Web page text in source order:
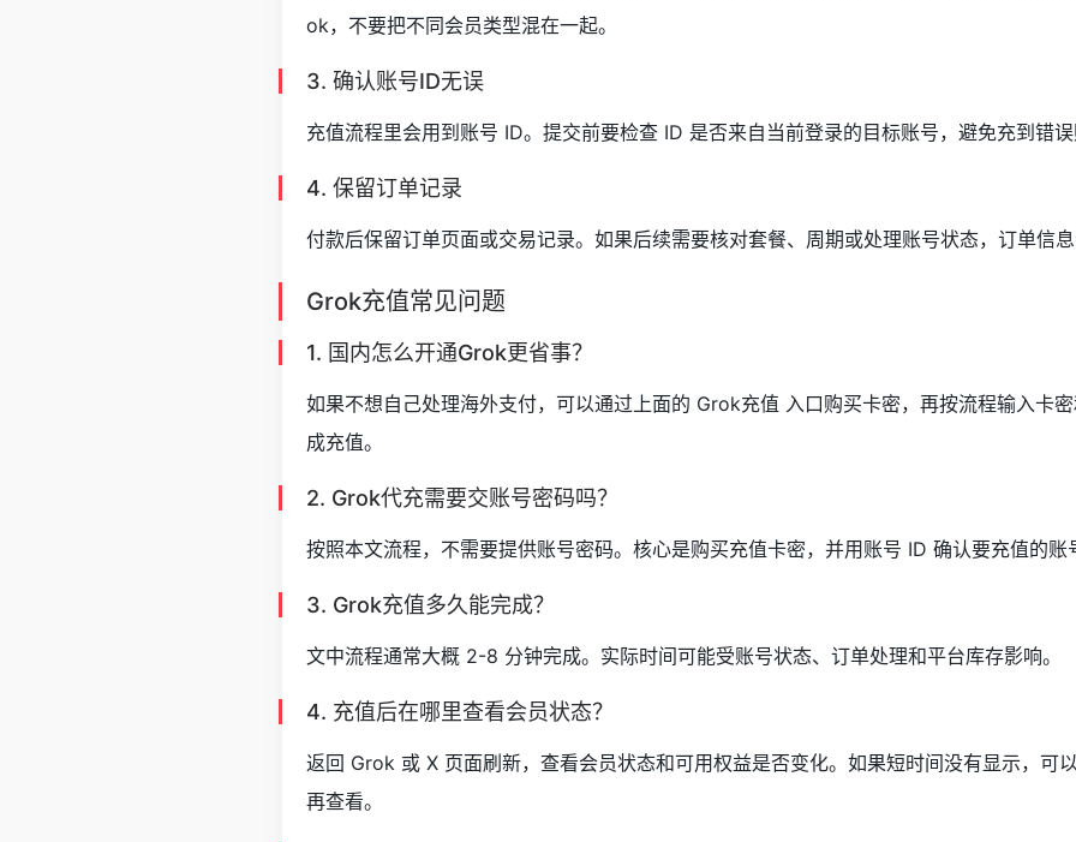
ok，不要把不同会员类型混在一起。
3. 确认账号ID无误
充值流程里会用到账号 ID。提交前要检查 ID 是否来自当前登录的目标账号，避免充到错误
4. 保留订单记录
付款后保留订单页面或交易记录。如果后续需要核对套餐、周期或处理账号状态，订单信息
Grok充值常见问题
1. 国内怎么开通Grok更省事？
如果不想自己处理海外支付，可以通过上面的 Grok充值 入口购买卡密，再按流程输入卡
成充值。
2. Grok代充需要交账号密码吗？
按照本文流程，不需要提供账号密码。核心是购买充值卡密，并用账号 ID 确认要充值的账
3. Grok充值多久能完成？
文中流程通常大概 2-8 分钟完成。实际时间可能受账号状态、订单处理和平台库存影响。
4. 充值后在哪里查看会员状态？
返回 Grok 或 X 页面刷新，查看会员状态和可用权益是否变化。如果短时间没有显示，可
再查看。